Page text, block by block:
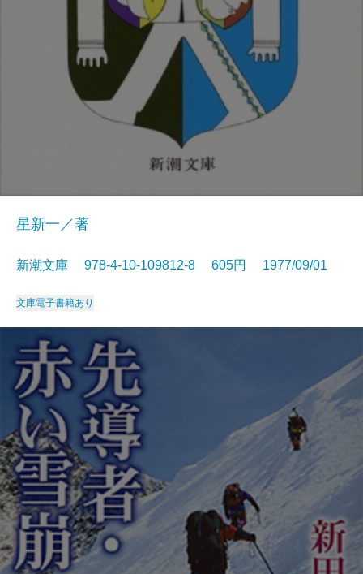
星新一／著
新潮文庫 978-4-10-109812-8 605円 1977/09/01
文庫電子書籍あり